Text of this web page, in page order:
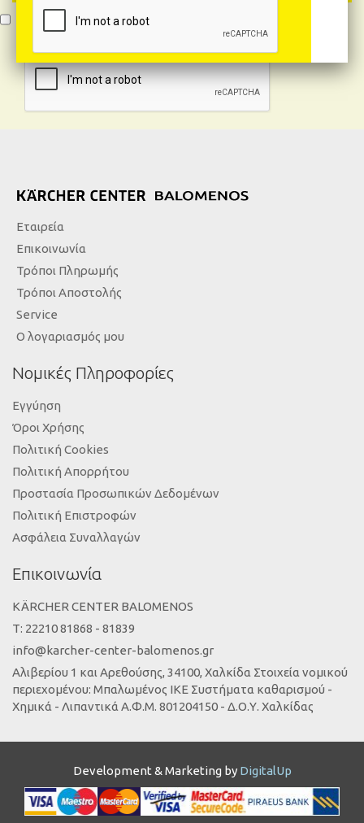
Έχω διαβάσει και αποδέχομαι την Πολιτική Απορρήτου
Εταιρεία
Επικοινωνία
Τρόποι Πληρωμής
Τρόποι Αποστολής
Service
Ο λογαριασμός μου
Νομικές Πληροφορίες
Εγγύηση
Όροι Χρήσης
Πολιτική Cookies
Πολιτική Απορρήτου
Προστασία Προσωπικών Δεδομένων
Πολιτική Επιστροφών
Ασφάλεια Συναλλαγών
Επικοινωνία
KÄRCHER CENTER BALOMENOS
Τ: 22210 81868 - 81839
info@karcher-center-balomenos.gr
Αλιβερίου 1 και Αρεθούσης, 34100, Χαλκίδα Στοιχεία νομικού
περιεχομένου: Μπαλωμένος ΙΚΕ Συστήματα καθαρισμού -
Χημικά - Λιπαντικά Α.Φ.Μ. 801204150 - Δ.Ο.Υ. Χαλκίδας
Development & Marketing by DigitalUp